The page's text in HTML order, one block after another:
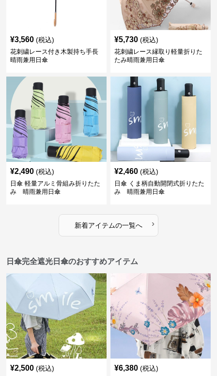
¥3,560 (税込)
花刺繍レース付き木製持ち手長
晴雨兼用日傘
¥5,730 (税込)
花刺繍レース縁取り軽量折りた
たみ晴雨兼用日傘
¥2,490 (税込)
日傘 軽量アルミ骨組み折りたた
み 晴雨兼用日傘
¥2,460 (税込)
日傘 くま柄自動開閉式折りたた
み 晴雨兼用日傘
新着アイテムの一覧へ ›
日傘完全遮光日傘のおすすめアイテム
¥2,500 (税込) ¥6,380 (税込)